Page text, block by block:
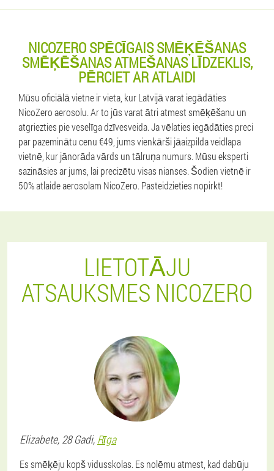
NICOZERO SPĒCĪGAIS SMĒĶĒŠANAS
SMĒĶĒŠANAS ATMEŠANAS LĪDZEKLIS,
PĒRCIET AR ATLAIDI
Mūsu oficiālā vietne ir vieta, kur Latvijā varat iegādāties
NicoZero aerosolu. Ar to jūs varat ātri atmest smēķēšanu un
atgriezties pie veselīga dzīvesveida. Ja vēlaties iegādāties preci
par pazeminātu cenu €49, jums vienkārši jāaizpilda veidlapa
vietnē, kur jānorāda vārds un tālruņa numurs. Mūsu eksperti
sazināsies ar jums, lai precizētu visas nianses. Šodien vietnē ir
50% atlaide aerosolam NicoZero. Pasteidzieties nopirkt!
LIETOTĀJU
ATSAUKSMES NICOZERO
Elizabete, 28 Gadi, Rīga
Es smēķēju kopš vidusskolas. Es nolēmu atmest, kad dabūju